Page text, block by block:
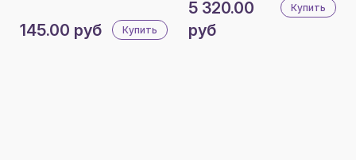
145.00 руб Купить
5 320.00
руб
Купить